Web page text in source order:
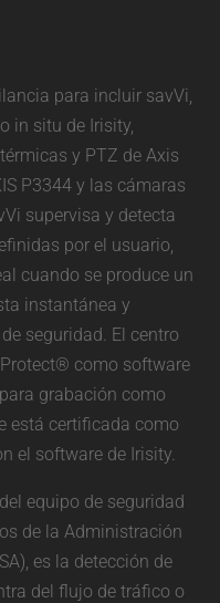
para incluir savVi,
in situ de Irisity,
y PTZ de Axis
P3344 y las cámaras
supervisa y detecta
por el usuario,
cuando se produce un
instantánea y
seguridad. El centro
como software
grabación como
está certificada como
el software de Irisity.
equipo de seguridad
de la Administración
es la detección de
del flujo de tráfico o